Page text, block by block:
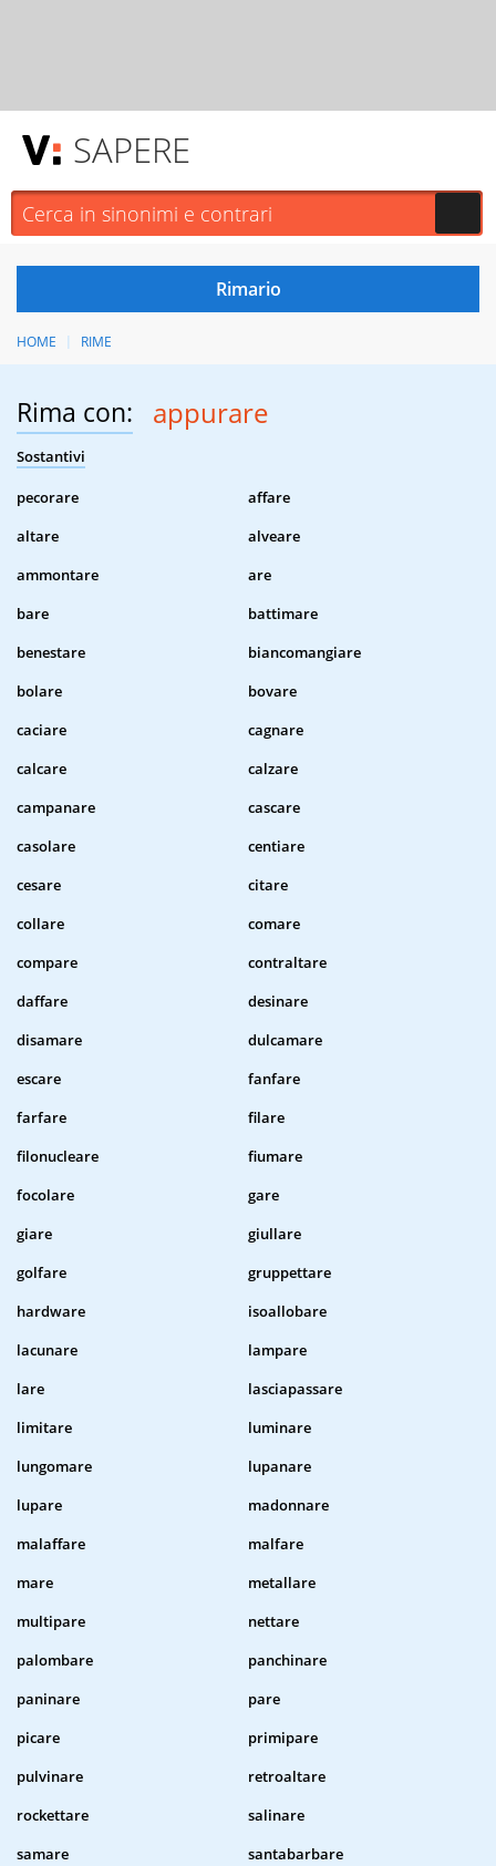
SAPERE
HOME RIME
Rima con: appurare
Sostantivi
pecorare
affare
altare
alveare
ammontare
are
bare
battimare
benestare
biancomangiare
bolare
bovare
caciare
cagnare
calcare
calzare
campanare
cascare
casolare
centiare
cesare
citare
collare
comare
compare
contraltare
daffare
desinare
disamare
dulcamare
escare
fanfare
farfare
filare
filonucleare
fiumare
focolare
gare
giare
giullare
golfare
gruppettare
hardware
isoallobare
lacunare
lampare
lare
lasciapassare
limitare
luminare
lungomare
lupanare
lupare
madonnare
malaffare
malfare
mare
metallare
multipare
nettare
palombare
panchinare
paninare
pare
picare
primipare
pulvinare
retroaltare
rockettare
salinare
samare
santabarbare